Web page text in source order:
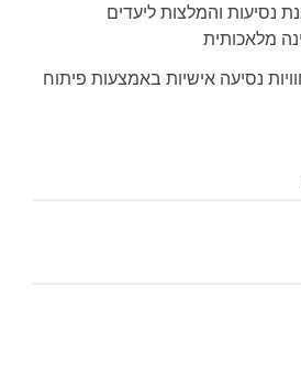
נסיעות והמלצות ליעדים
מלאכותית
נסיעה אישיות באמצעות פיתוח